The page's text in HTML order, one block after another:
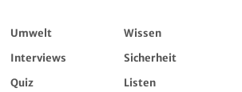
Umwelt
Wissen
Interviews
Sicherheit
Quiz
Listen